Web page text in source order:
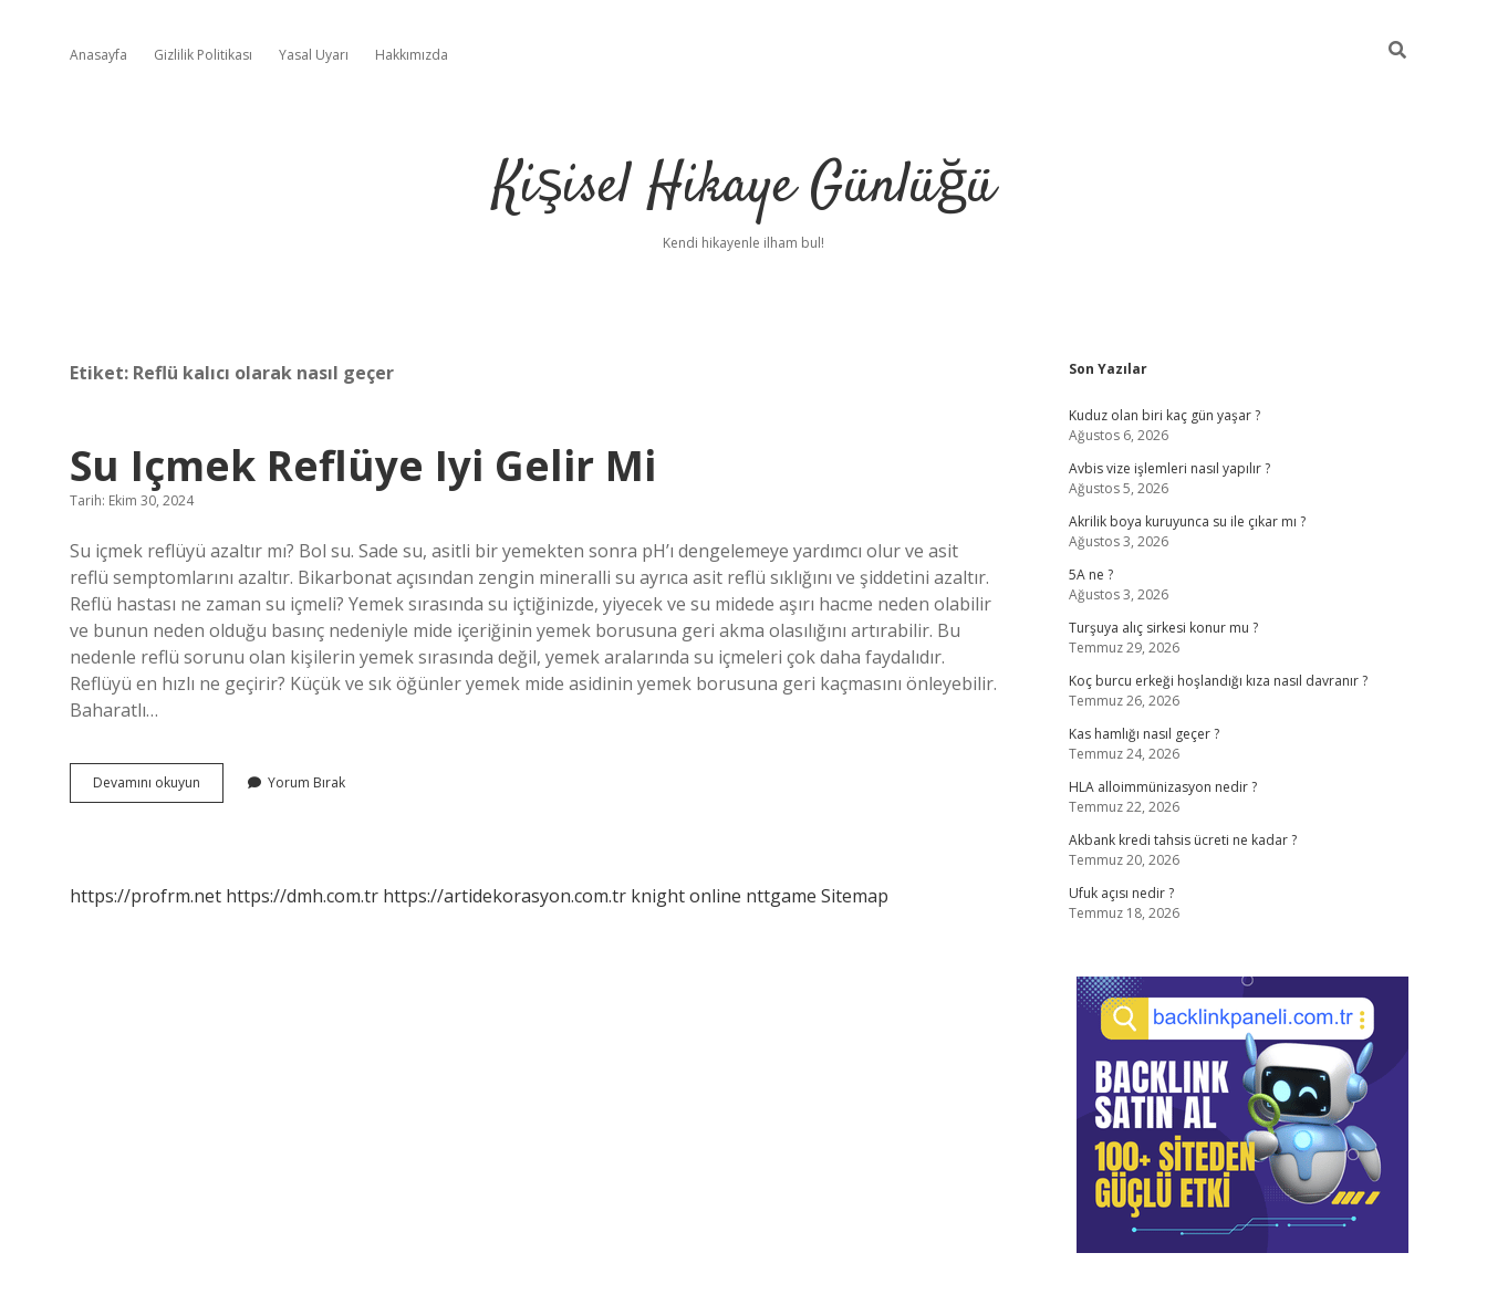
Anasayfa Gizlilik Politikası Yasal Uyarı Hakkımızda
Kişisel Hikaye Günlüğü
Kendi hikayenle ilham bul!
Etiket: Reflü kalıcı olarak nasıl geçer
Su Içmek Reflüye Iyi Gelir Mi
Tarih: Ekim 30, 2024
Su içmek reflüyü azaltır mı? Bol su. Sade su, asitli bir yemekten sonra pH’ı dengelemeye yardımcı olur ve asit
reflü semptomlarını azaltır. Bikarbonat açısından zengin mineralli su ayrıca asit reflü sıklığını ve şiddetini azaltır.
Reflü hastası ne zaman su içmeli? Yemek sırasında su içtiğinizde, yiyecek ve su midede aşırı hacme neden olabilir
ve bunun neden olduğu basınç nedeniyle mide içeriğinin yemek borusuna geri akma olasılığını artırabilir. Bu
nedenle reflü sorunu olan kişilerin yemek sırasında değil, yemek aralarında su içmeleri çok daha faydalıdır.
Reflüyü en hızlı ne geçirir? Küçük ve sık öğünler yemek mide asidinin yemek borusuna geri kaçmasını önleyebilir.
Baharatlı…
Devamını okuyun
Içmek
Yorum Bırak
https://profrm.net https://dmh.com.tr https://artidekorasyon.com.tr knight online nttgame Sitemap
Sidebar
Son Yazılar
Kuduz olan biri kaç gün yaşar ?
Ağustos 6, 2026
Avbis vize işlemleri nasıl yapılır ?
Ağustos 5, 2026
Akrilik boya kuruyunca su ile çıkar mı ?
Ağustos 3, 2026
5A ne ?
Ağustos 3, 2026
Turşuya alıç sirkesi konur mu ?
Temmuz 29, 2026
Koç burcu erkeği hoşlandığı kıza nasıl davranır ?
Temmuz 26, 2026
Kas hamlığı nasıl geçer ?
Temmuz 24, 2026
HLA alloimmünizasyon nedir ?
Temmuz 22, 2026
Akbank kredi tahsis ücreti ne kadar ?
Temmuz 20, 2026
Ufuk açısı nedir ?
Temmuz 18, 2026